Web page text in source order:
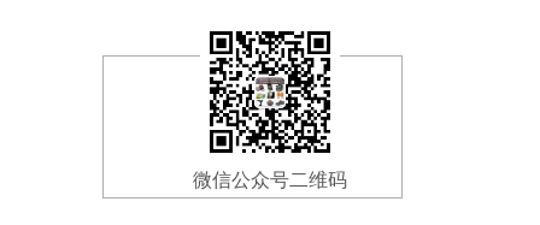
微信公众号二维码